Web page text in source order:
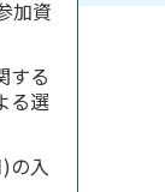
加資
する
る選
の入